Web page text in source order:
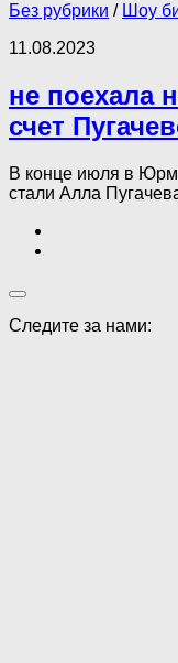
Без рубрики / Шоу
11.08.2023
не поехала
счет
В конце июля в
стали Алла
Следите за нами: